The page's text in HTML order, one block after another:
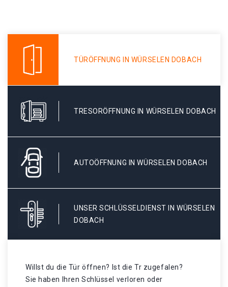
TÜRÖFFNUNG IN WÜRSELEN DOBACH
TRESORÖFFNUNG IN WÜRSELEN DOBACH
AUTOÖFFNUNG IN WÜRSELEN DOBACH
UNSER SCHLÜSSELDIENST IN WÜRSELEN
DOBACH
Willst du die Tür öffnen? Ist die Tr zugefalen?
Sie haben Ihren Schlüssel verloren oder